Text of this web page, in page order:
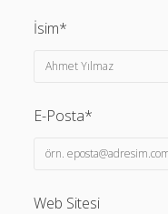
İsim*
E-Posta*
Web Sitesi